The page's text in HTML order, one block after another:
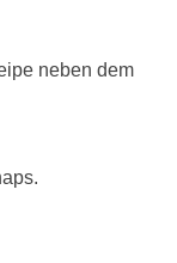
neben dem